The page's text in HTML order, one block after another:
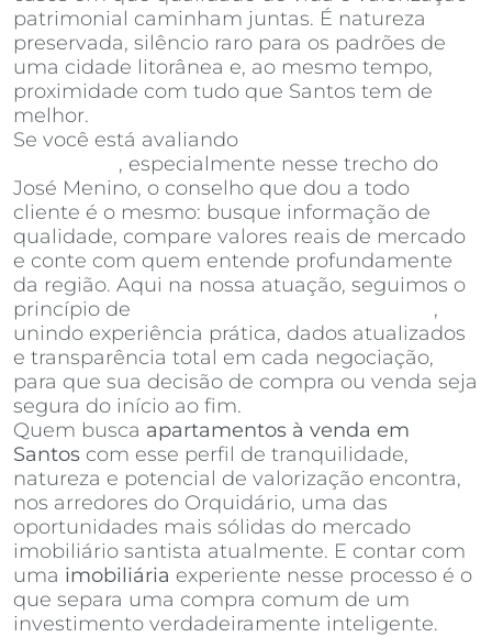
patrimonial caminham juntas. É natureza
preservada, silêncio raro para os padrões de
uma cidade litorânea e, ao mesmo tempo,
proximidade com tudo que Santos tem de
melhor.
Se você está avaliando
, especialmente nesse trecho do
José Menino, o conselho que dou a todo
cliente é o mesmo: busque informação de
qualidade, compare valores reais de mercado
e conte com quem entende profundamente
da região. Aqui na nossa atuação, seguimos o
princípio de
,
unindo experiência prática, dados atualizados
e transparência total em cada negociação,
para que sua decisão de compra ou venda seja
segura do início ao fim.
Quem busca apartamentos à venda em
Santos com esse perfil de tranquilidade,
natureza e potencial de valorização encontra,
nos arredores do Orquidário, uma das
oportunidades mais sólidas do mercado
imobiliário santista atualmente. E contar com
uma imobiliária experiente nesse processo é o
que separa uma compra comum de um
investimento verdadeiramente inteligente.